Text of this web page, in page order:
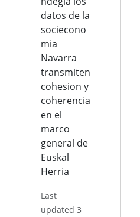
datos de la
sociecono
mia
Navarra
transmiten
cohesion y
coherencia
en el
marco
general de
Euskal
Herria
Last
updated 3